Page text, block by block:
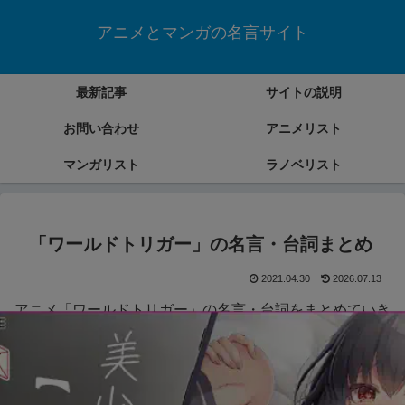
アニメとマンガの名言サイト
最新記事 サイトの説明
お問い合わせ アニメリスト
マンガリスト ラノベリスト
「ワールドトリガー」の名言・台詞まとめ
2021.04.30 2026.07.13
アニメ「ワールドトリガー」の名言・台詞をまとめていき